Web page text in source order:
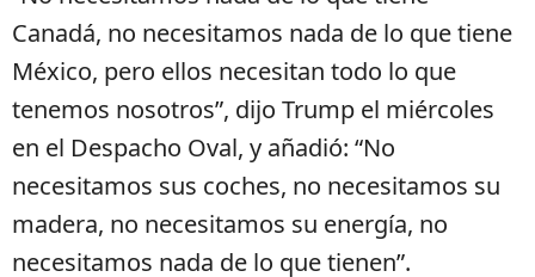
Canadá, no necesitamos nada de lo que tiene
México, pero ellos necesitan todo lo que
tenemos nosotros”, dijo Trump el miércoles
en el Despacho Oval, y añadió: “No
necesitamos sus coches, no necesitamos su
madera, no necesitamos su energía, no
necesitamos nada de lo que tienen”.